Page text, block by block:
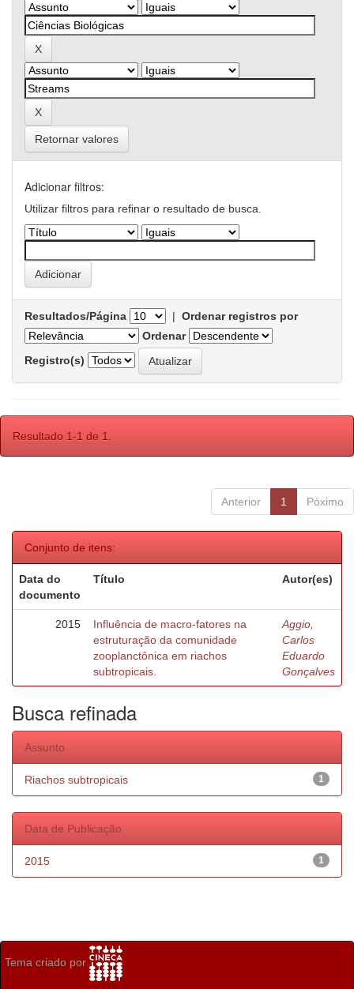
Retornar valores
Adicionar filtros:
Utilizar filtros para refinar o resultado de busca.
Resultados/Página | Ordenar registros por
Ordenar
Registro(s)
Resultado 1-1 de 1.
Anterior 1 Póximo
Conjunto de itens:
Data do
documento
Título Autor(es)
2015
Influência de macro-fatores na
estruturação da comunidade
zooplanctônica em riachos
subtropicais.
Aggio,
Carlos
Eduardo
Gonçalves
Busca refinada
Assunto
1
Riachos subtropicais
Data de Publicação
1
2015
Tema criado por